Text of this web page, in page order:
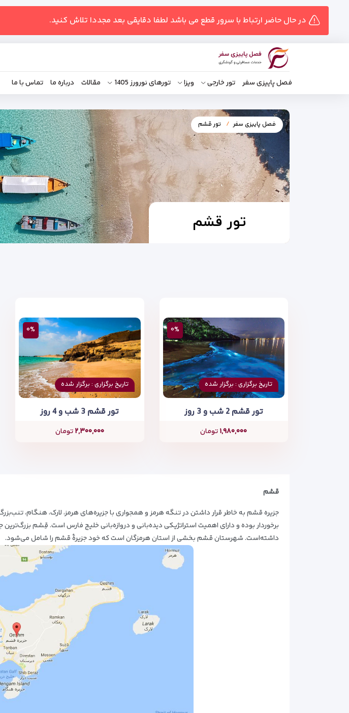
در حال حاضر ارتباط با سرور قطع می باشد لطفا دقایقی بعد مجددا تلاش کنید.
فصل پاییزی سفر تور خارجی ویزا تورهای نورورز 1405 مقالات درباره ما تماس با ما
فصل پاییزی سفر تور قشم
تور قشم
تاریخ برگزاری : برگزار شده
تور قشم 2 شب و 3 روز
۱,۹۸۰,۰۰۰تومان
۰%
تاریخ برگزاری : برگزار شده
تور قشم 3 شب و 4 روز
۲,۳۰۰,۰۰۰تومان
۰%
قشم
جزیره قشم به خاطر قرار داشتن در تنگه هرمز و همجوارى با جزیره‌هاى هرمز، لارک، هنگام،
برخوردار بوده و داراى اهمیت استراتژیکى دیده‌بانى و دروازه‌بانى خلیج فارس است. قِشم
داشته‌است. شهرستان قشم بخشی از استان هرمزگان است که خود جزیرهٔ قشم را شامل می‌شود.